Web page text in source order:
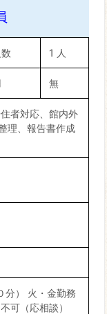
1 人
無
者対応、館内外
理、報告書作成
分） 火・金勤務
可（応相談）